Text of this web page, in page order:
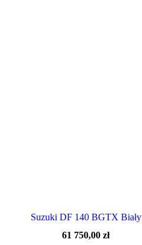
Suzuki DF 140 BGTX Biały
61 750,00 zł